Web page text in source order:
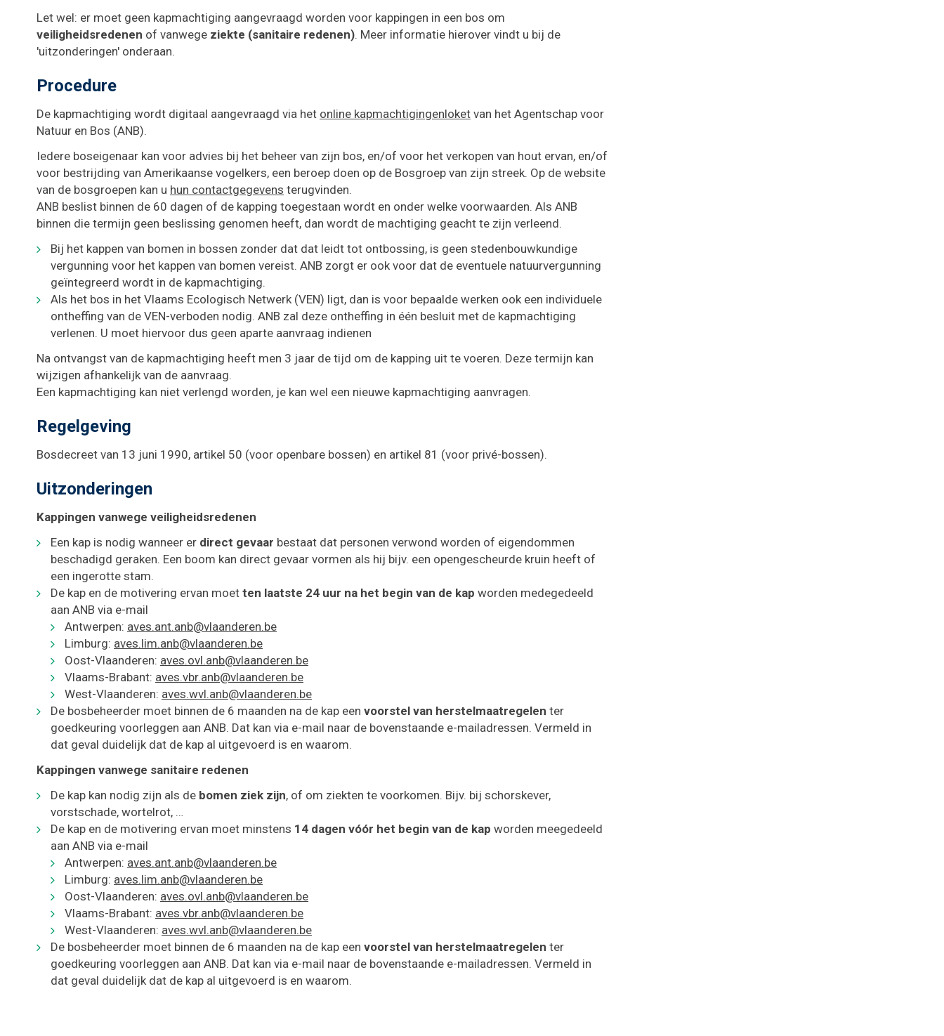
Let wel: er moet geen kapmachtiging aangevraagd worden voor kappingen in een bos om
veiligheidsredenen of vanwege ziekte (sanitaire redenen). Meer informatie hierover vindt u bij de
'uitzonderingen' onderaan.
Procedure
De kapmachtiging wordt digitaal aangevraagd via het online kapmachtigingenloket van het Agentschap voor
Natuur en Bos (ANB).
Iedere boseigenaar kan voor advies bij het beheer van zijn bos, en/of voor het verkopen van hout ervan, en/of
voor bestrijding van Amerikaanse vogelkers, een beroep doen op de Bosgroep van zijn streek. Op de website
van de bosgroepen kan u hun contactgegevens terugvinden.
ANB beslist binnen de 60 dagen of de kapping toegestaan wordt en onder welke voorwaarden. Als ANB
binnen die termijn geen beslissing genomen heeft, dan wordt de machtiging geacht te zijn verleend.
Bij het kappen van bomen in bossen zonder dat dat leidt tot ontbossing, is geen stedenbouwkundige
vergunning voor het kappen van bomen vereist. ANB zorgt er ook voor dat de eventuele natuurvergunning
geïntegreerd wordt in de kapmachtiging.
Als het bos in het Vlaams Ecologisch Netwerk (VEN) ligt, dan is voor bepaalde werken ook een individuele
ontheffing van de VEN-verboden nodig. ANB zal deze ontheffing in één besluit met de kapmachtiging
verlenen. U moet hiervoor dus geen aparte aanvraag indienen
Na ontvangst van de kapmachtiging heeft men 3 jaar de tijd om de kapping uit te voeren. Deze termijn kan
wijzigen afhankelijk van de aanvraag.
Een kapmachtiging kan niet verlengd worden, je kan wel een nieuwe kapmachtiging aanvragen.
Regelgeving
Bosdecreet van 13 juni 1990, artikel 50 (voor openbare bossen) en artikel 81 (voor privé-bossen).
Uitzonderingen
Kappingen vanwege veiligheidsredenen
Een kap is nodig wanneer er direct gevaar bestaat dat personen verwond worden of eigendommen
beschadigd geraken. Een boom kan direct gevaar vormen als hij bijv. een opengescheurde kruin heeft of
een ingerotte stam.
De kap en de motivering ervan moet ten laatste 24 uur na het begin van de kap worden medegedeeld
aan ANB via e-mail
Antwerpen: aves.ant.anb@vlaanderen.be
Limburg: aves.lim.anb@vlaanderen.be
Oost-Vlaanderen: aves.ovl.anb@vlaanderen.be
Vlaams-Brabant: aves.vbr.anb@vlaanderen.be
West-Vlaanderen: aves.wvl.anb@vlaanderen.be
De bosbeheerder moet binnen de 6 maanden na de kap een voorstel van herstelmaatregelen ter
goedkeuring voorleggen aan ANB. Dat kan via e-mail naar de bovenstaande e-mailadressen. Vermeld in
dat geval duidelijk dat de kap al uitgevoerd is en waarom.
Kappingen vanwege sanitaire redenen
De kap kan nodig zijn als de bomen ziek zijn, of om ziekten te voorkomen. Bijv. bij schorskever,
vorstschade, wortelrot, …
De kap en de motivering ervan moet minstens 14 dagen vóór het begin van de kap worden meegedeeld
aan ANB via e-mail
Antwerpen: aves.ant.anb@vlaanderen.be
Limburg: aves.lim.anb@vlaanderen.be
Oost-Vlaanderen: aves.ovl.anb@vlaanderen.be
Vlaams-Brabant: aves.vbr.anb@vlaanderen.be
West-Vlaanderen: aves.wvl.anb@vlaanderen.be
De bosbeheerder moet binnen de 6 maanden na de kap een voorstel van herstelmaatregelen ter
goedkeuring voorleggen aan ANB. Dat kan via e-mail naar de bovenstaande e-mailadressen. Vermeld in
dat geval duidelijk dat de kap al uitgevoerd is en waarom.